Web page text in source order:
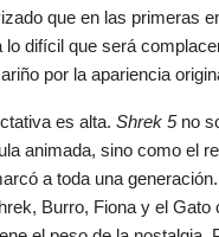
que en las primeras
lo difícil que será
por la apariencia
es alta. Shrek 5 no
animada, sino como el
a toda una
Burro, Fiona y el Gato